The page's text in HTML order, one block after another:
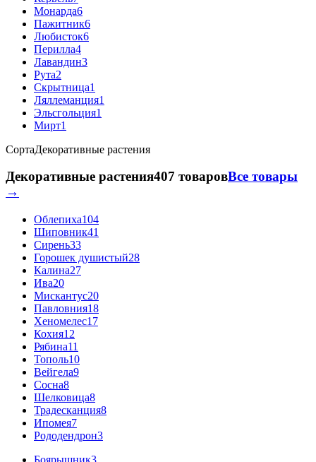
Монарда6
Пажитник6
Любисток6
Перилла4
Лавандин3
Рута2
Скрытница1
Ляллеманция1
Эльсгольция1
Мирт1
СортаДекоративные растения
Декоративные растения407 товаровВсе товары
→
Облепиха104
Шиповник41
Сирень33
Горошек душистый28
Калина27
Ива20
Мискантус20
Павловния18
Хеномелес17
Кохия12
Рябина11
Тополь10
Вейгела9
Сосна8
Шелковица8
Традесканция8
Ипомея7
Рододендрон3